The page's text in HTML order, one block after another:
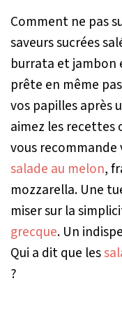
Comment ne pas
saveurs sucrées
burrata et jambon
prête en même
vos papilles après
aimez les recettes
vous
salade au melon,
mozzarella. Une
miser sur la
grecque. Un
Qui a dit que les
?